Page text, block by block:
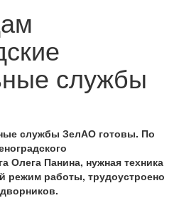
службы
службы ЗелАО готовы. По
Олега Панина, нужная техника
режим работы, трудоустроено